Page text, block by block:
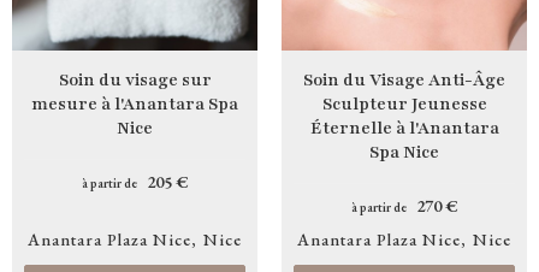
Soin du visage sur
mesure à l'Anantara Spa
Nice
à partir de 205 €
Anantara Plaza Nice Nice
Soin du Visage Anti-Âge
Sculpteur Jeunesse
Éternelle à l'Anantara
Spa Nice
à partir de
270 €
Anantara Plaza Nice
Nice